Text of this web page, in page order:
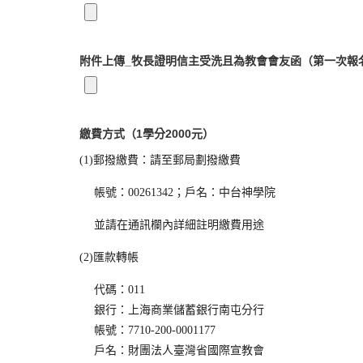
附件上傳_牧長證明信主受洗且為教會會友函（第一次報
繳費方式（1學分2000元）
(1)郵撥繳費 ：請至郵局劃撥繳費
帳號： 00261342 ；戶名：中台神學院
並請在通訊欄內詳細註明繳費用途
(2) 匯款轉帳
代碼：011
銀行：上海商業儲蓄銀行南屯分行
帳號：7710-200-0001177
戶名：財團法人臺灣省國際宣教會